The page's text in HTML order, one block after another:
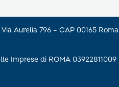
Aurelia 796 – CAP 00165 Roma
Imprese di ROMA 03922811009